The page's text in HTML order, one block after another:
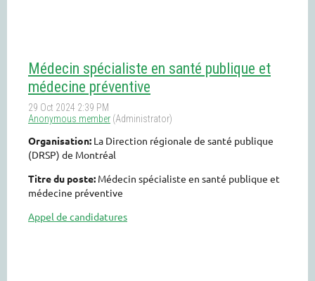
Médecin spécialiste en santé publique et
médecine préventive
Organisation: La Direction régionale de santé publique
(DRSP) de Montréal
Titre du poste: Médecin spécialiste en santé publique et
médecine préventive
Appel de candidatures